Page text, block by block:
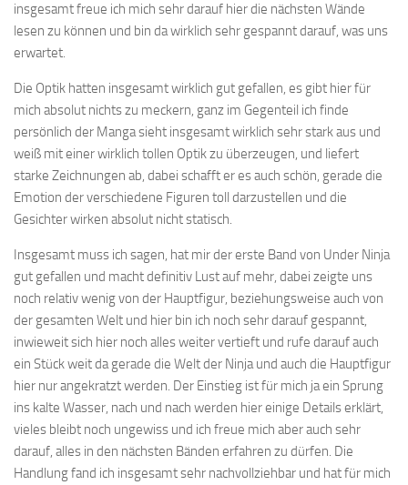
insgesamt freue ich mich sehr darauf hier die nächsten Wände
lesen zu können und bin da wirklich sehr gespannt darauf, was uns
erwartet.
Die Optik hatten insgesamt wirklich gut gefallen, es gibt hier für
mich absolut nichts zu meckern, ganz im Gegenteil ich finde
persönlich der Manga sieht insgesamt wirklich sehr stark aus und
weiß mit einer wirklich tollen Optik zu überzeugen, und liefert
starke Zeichnungen ab, dabei schafft er es auch schön, gerade die
Emotion der verschiedene Figuren toll darzustellen und die
Gesichter wirken absolut nicht statisch.
Insgesamt muss ich sagen, hat mir der erste Band von Under Ninja
gut gefallen und macht definitiv Lust auf mehr, dabei zeigte uns
noch relativ wenig von der Hauptfigur, beziehungsweise auch von
der gesamten Welt und hier bin ich noch sehr darauf gespannt,
inwieweit sich hier noch alles weiter vertieft und rufe darauf auch
ein Stück weit da gerade die Welt der Ninja und auch die Hauptfigur
hier nur angekratzt werden. Der Einstieg ist für mich ja ein Sprung
ins kalte Wasser, nach und nach werden hier einige Details erklärt,
vieles bleibt noch ungewiss und ich freue mich aber auch sehr
darauf, alles in den nächsten Bänden erfahren zu dürfen. Die
Handlung fand ich insgesamt sehr nachvollziehbar und hat für mich